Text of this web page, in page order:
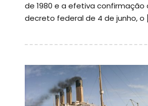
de 1980 e a efetiva confirmação
decreto federal de 4 de junho, o